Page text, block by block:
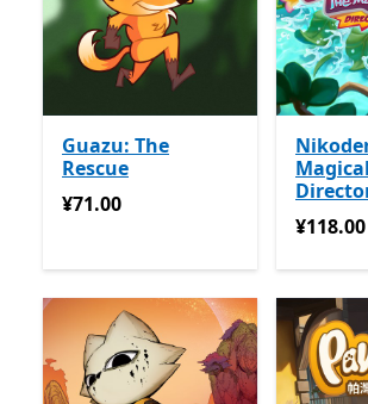
Guazu: The
Rescue
¥71.00
¥71.00
¥118.00
¥118.00